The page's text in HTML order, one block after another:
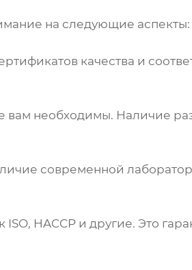
на следующие аспекты:
качества и
вам необходимы. Наличие
современной
HACCP и другие. Это